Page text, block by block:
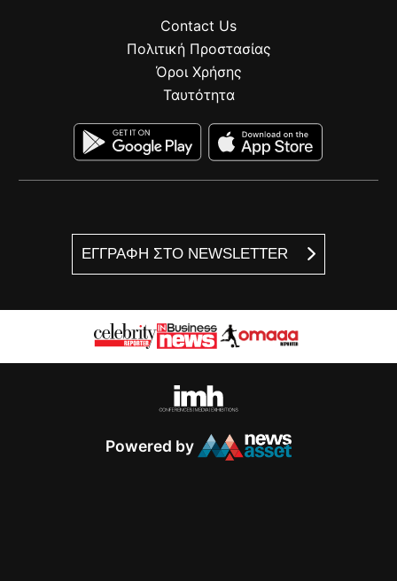
ΕΓΓΡΑΦΗ ΣΤΟ NEWSLETTER
Contact Us
Πολιτική Προστασίας
Όροι Χρήσης
Ταυτότητα
Powered by